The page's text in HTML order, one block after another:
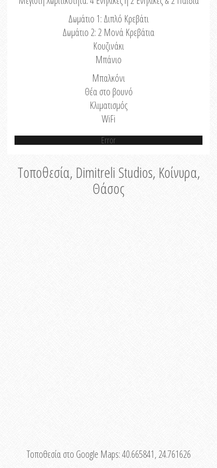
Δωμάτιο 1: Διπλό Κρεβάτι
Δωμάτιο 2: 2 Μονά Κρεβάτια
Κουζινάκι
Μπάνιο
Μπαλκόνι
Θέα στο βουνό
Κλιματισμός
WiFi
Error
Τοποθεσία, Dimitreli Studios, Κοίνυρα,
Θάσος
Τοποθεσία στο Google Maps:40.665841, 24.761626